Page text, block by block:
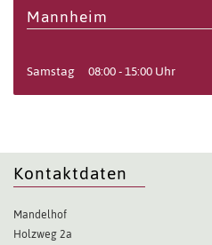
Mannheim
Samstag 08:00 - 15:00 Uhr
Kontaktdaten
Mandelhof
Holzweg 2a